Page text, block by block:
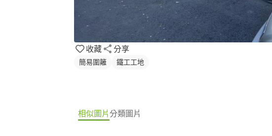
收藏 分享
簡易圍籬 鐵工工地
相似圖片分類圖片